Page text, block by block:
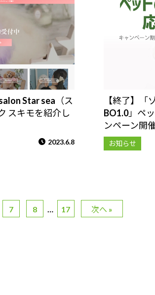
Star sea（ス
スキモを紹介し
2023.6.8
【終了】「
BO1.0」ペ
ンペーン開
お知らせ
7 8 … 17 次へ »